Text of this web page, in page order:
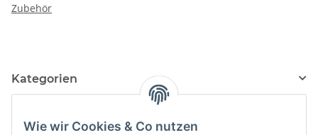
Wie wir Cookies & Co nutzen
Zubehör
Kategorien